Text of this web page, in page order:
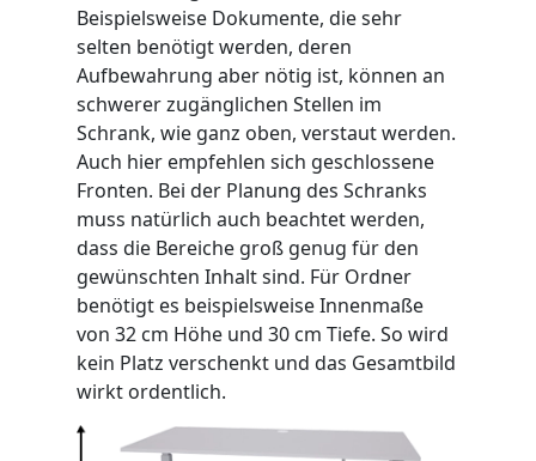
Beispielsweise Dokumente, die sehr
selten benötigt werden, deren
Aufbewahrung aber nötig ist, können an
schwerer zugänglichen Stellen im
Schrank, wie ganz oben, verstaut werden.
Auch hier empfehlen sich geschlossene
Fronten. Bei der Planung des Schranks
muss natürlich auch beachtet werden,
dass die Bereiche groß genug für den
gewünschten Inhalt sind. Für Ordner
benötigt es beispielsweise Innenmaße
von 32 cm Höhe und 30 cm Tiefe. So wird
kein Platz verschenkt und das Gesamtbild
wirkt ordentlich.